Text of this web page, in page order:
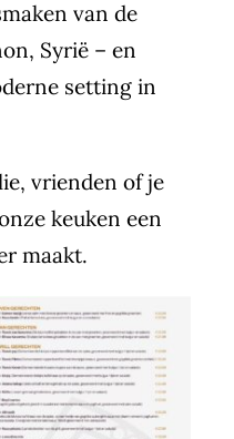
van de
Syrië – en
setting in
vrienden of je
keuken een
maakt.